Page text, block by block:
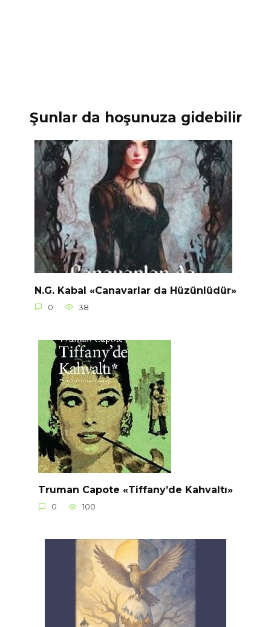
Şunlar da hoşunuza gidebilir
N.G. Kabal «Canavarlar da Hüzünlüdür»
0 38
Truman Capote «Tiffany’de Kahvaltı»
0 100